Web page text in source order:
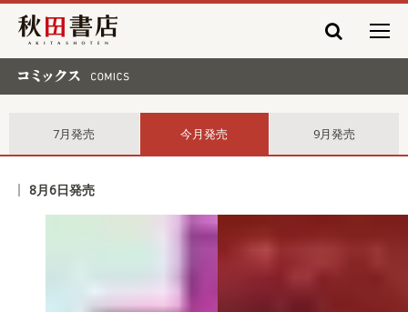
秋田書店
7月発売 今月発売 9月発売
8月6日発売